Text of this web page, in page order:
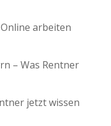
arbeiten
– Was Rentner
jetzt wissen